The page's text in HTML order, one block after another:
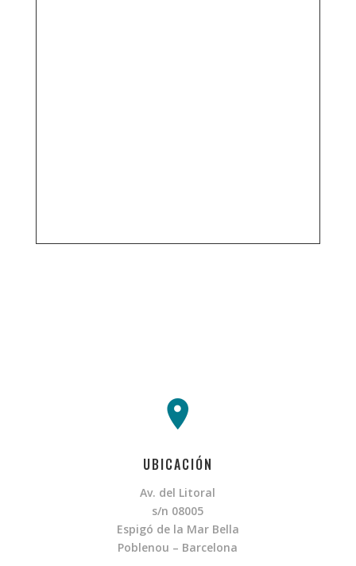
UBICACIÓN
Av. del Litoral
s/n 08005
Espigó de la Mar Bella
Poblenou – Barcelona